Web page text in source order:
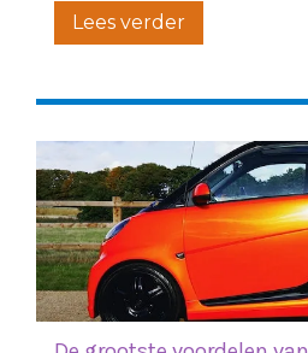
Lees verder